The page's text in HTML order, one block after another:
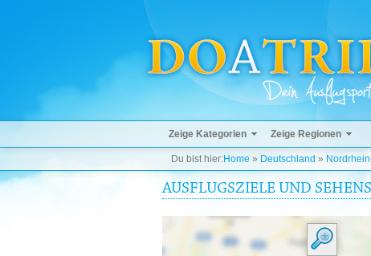
Zeige Kategorien Zeige Regionen
Du bist hier:Home » Deutschland »
AUSFLUGSZIELE UND